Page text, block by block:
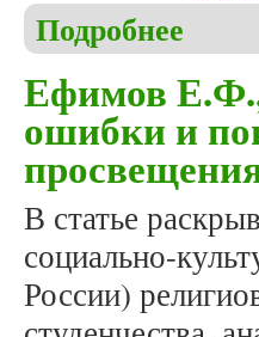
Подробнее
Ефимов
ошибки и
В статье
социально-
России)